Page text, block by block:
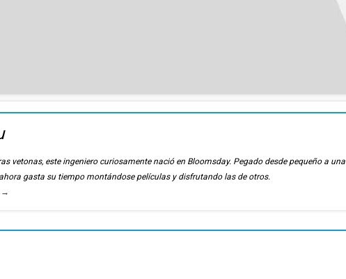
vetonas, este ingeniero curiosamente nació en Bloomsday. Pegado desde pequeño a una
gasta su tiempo montándose películas y disfrutando las de otros.
→